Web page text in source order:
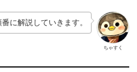
ちゃすく
に解説していきます。